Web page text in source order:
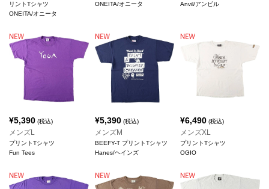
リントTシャツ
ONEITA/オニータ
ONEITA/オニータ
Anvil/アンビル
¥5,390 (税込)
メンズL
プリントTシャツ
Fun Tees
¥5,390(税込)
メンズM
BEEFY-T プリントTシャツ
Hanes/ヘインズ
¥6,490 (税込)
メンズXL
プリントTシャツ
OGIO